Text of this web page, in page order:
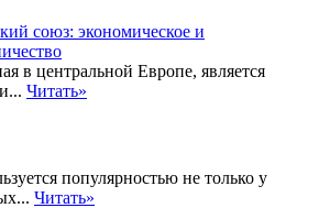
в центральной Европе, является
Читать»
популярностью не только у
Читать»